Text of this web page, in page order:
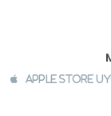
Apple Store